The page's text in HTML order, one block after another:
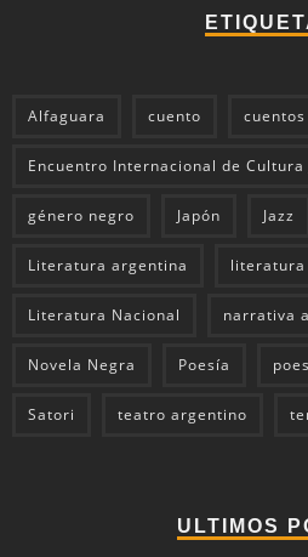
Alfaguara cuento cuentos
Encuentro Internacional de Cultura
género negro Japón Jazz
Literatura argentina literatura
Literatura Nacional narrativa
Novela Negra Poesía
Satori teatro argentino
ULTIMOS